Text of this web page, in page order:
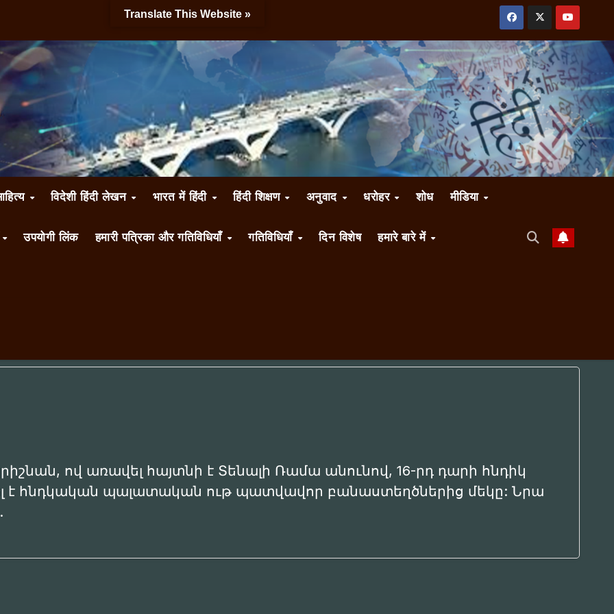
विदेशी हिंदी लेखन भारत में हिंदी हिंदी शिक्षण अनुवाद धरोहर शोध मीडिया
उपयोगी लिंक हमारी पत्रिका और गतिविधियाँ गतिविधियाँ दिन विशेष हमारे बारे में
ով առավել հայտնի է Տենալի Ռամա անունով, 16-րդ դարի հնդիկ
է հնդկական պալատական ութ պատվավոր բանաստեղծներից մեկը: Նրա
Translate This Website »